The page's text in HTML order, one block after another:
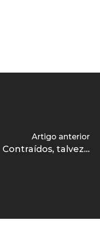
Artigo anterior
Contraídos, talvez...